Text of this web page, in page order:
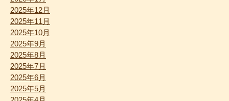
2025年12月
2025年11月
2025年10月
2025年9月
2025年8月
2025年7月
2025年6月
2025年5月